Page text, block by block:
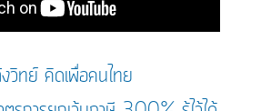
วิทย์ คิดเพื่อคนไทย